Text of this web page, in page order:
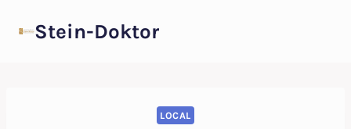
InhaltStein-Doktor
LOCAL